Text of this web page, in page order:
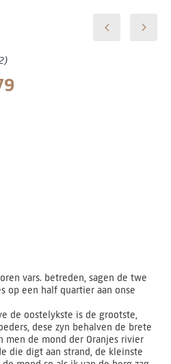
vars. betreden, sagen de twe
op een half quartier aan onse
de oostelykste is de grootste,
dese zyn behalven de brete
men de mond der Oranjes rivier
die digt aan strand, de kleinste